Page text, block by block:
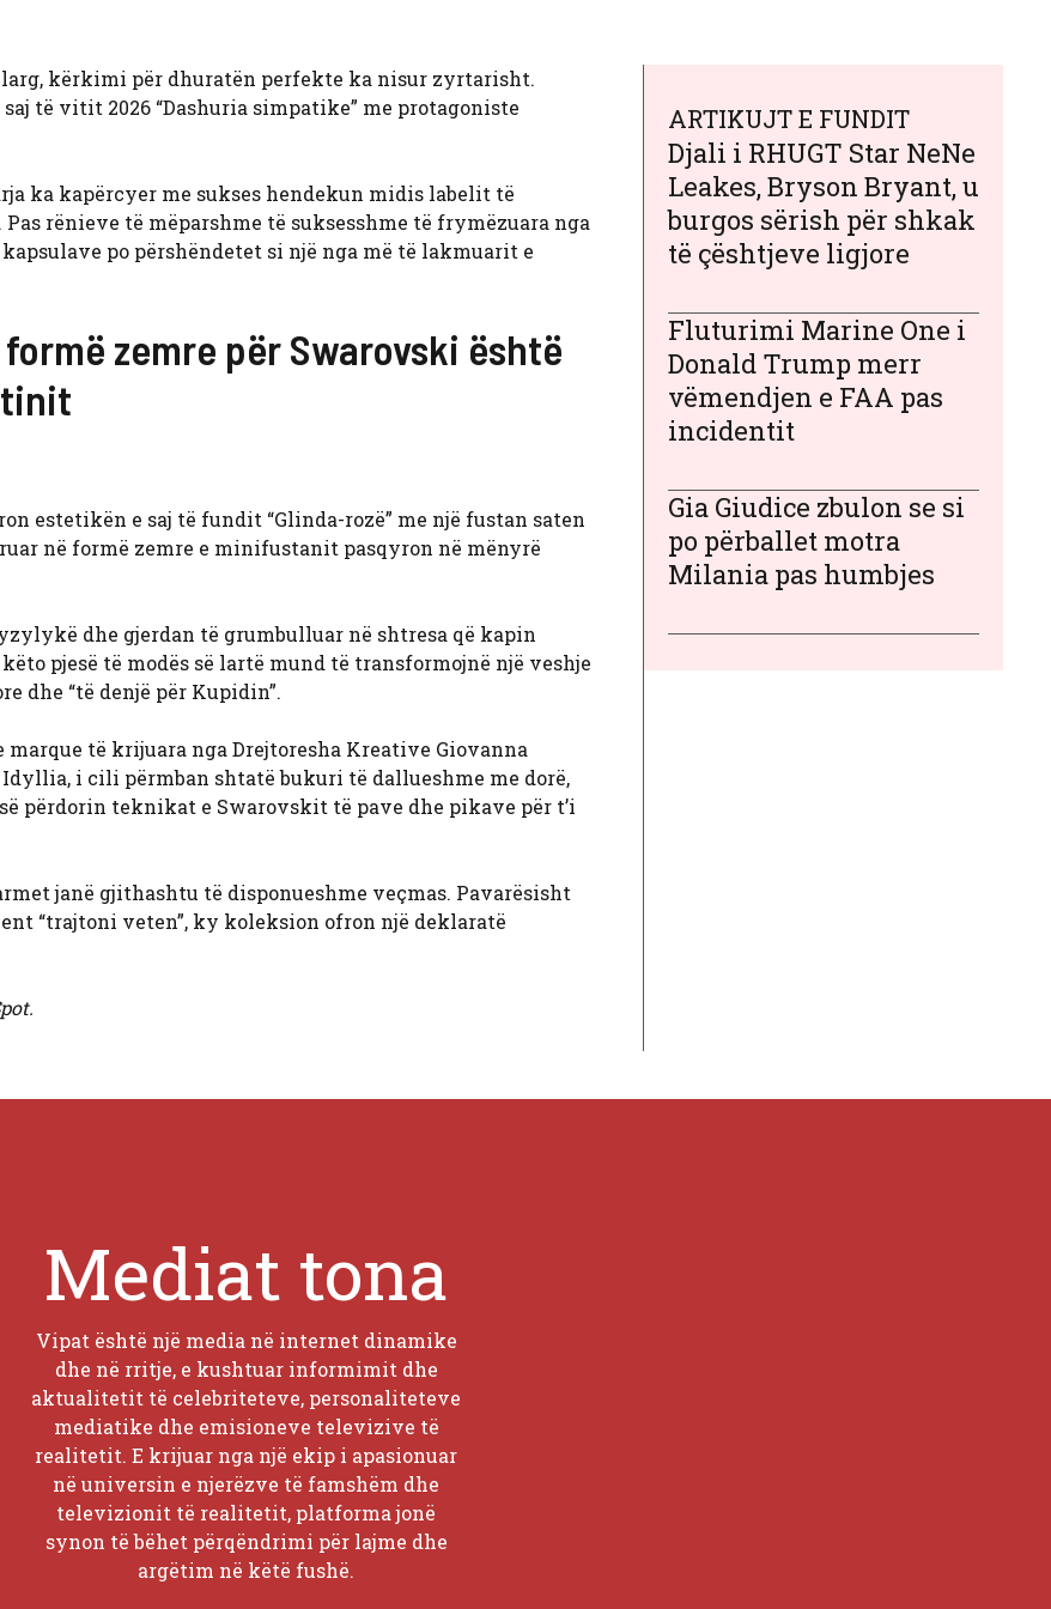
kërkimi për dhuratën perfekte ka nisur zyrtarisht.
të vitit 2026 “Dashuria simpatike” me protagoniste
ka kapërcyer me sukses hendekun midis labelit të
rënieve të mëparshme të suksesshme të frymëzuara nga
po përshëndetet si një nga më të lakmuarit e
zemre për Swarovski është
estetikën e saj të fundit “Glinda-rozë” me një fustan saten
në formë zemre e minifustanit pasqyron në mënyrë
dhe gjerdan të grumbulluar në shtresa që kapin
pjesë të modës së lartë mund të transformojnë një veshje
dhe “të denjë për Kupidin”.
të krijuara nga Drejtoresha Kreative Giovanna
i cili përmban shtatë bukuri të dallueshme me dorë,
përdorin teknikat e Swarovskit të pave dhe pikave për t’i
janë gjithashtu të disponueshme veçmas. Pavarësisht
“trajtoni veten”, ky koleksion ofron një deklaratë
ARTIKUJT E FUNDIT
Djali i RHUGT Star NeNe
Leakes, Bryson Bryant, u
burgos sërish për shkak
të çështjeve ligjore
Fluturimi Marine One i
Donald Trump merr
vëmendjen e FAA pas
incidentit
Gia Giudice zbulon se si
po përballet motra
Milania pas humbjes
Mediat tona
Vipat është një media në internet dinamike
dhe në rritje, e kushtuar informimit dhe
aktualitetit të celebriteteve, personaliteteve
mediatike dhe emisioneve televizive të
realitetit. E krijuar nga një ekip i apasionuar
në universin e njerëzve të famshëm dhe
televizionit të realitetit, platforma jonë
synon të bëhet përqëndrimi për lajme dhe
argëtim në këtë fushë.